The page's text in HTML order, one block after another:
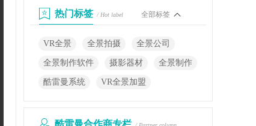
热门标签 / Hot label 全部标签
VR全景 全景拍摄 全景公司
全景制作软件 摄影器材 全景制作
酷雷曼系统 VR全景加盟
酷雷曼合作商专栏